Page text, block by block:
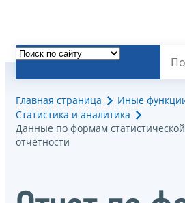
Главная страница
Иные
Статистика и аналитика
Данные по формам
отчётности